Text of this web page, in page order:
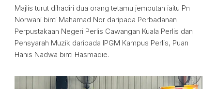
Majlis turut dihadiri dua orang tetamu jemputan iaitu Pn
Norwani binti Mahamad Nor daripada Perbadanan
Perpustakaan Negeri Perlis Cawangan Kuala Perlis dan
Pensyarah Muzik daripada IPGM Kampus Perlis, Puan
Hanis Nadwa binti Hasmadie.